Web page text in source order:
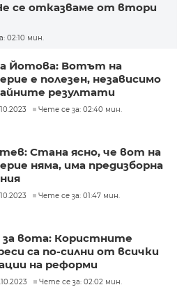
се отказваме от втори
02:10 мин.
Йотова: Вотът на
е полезен, независимо
резултати
Чете се за: 02:40 мин.
Стана ясно, че вот на
няма, има предизборна
Чете се за: 01:47 мин.
за вота: Користните
са по-силни от всички
на реформи
Чете се за: 02:02 мин.